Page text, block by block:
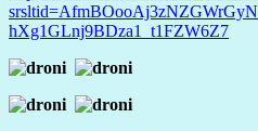
hXg1GLnj9BDza1_t1FZW6Z7